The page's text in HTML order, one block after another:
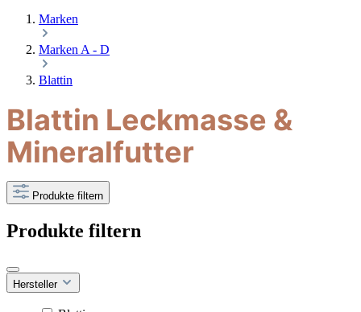
Marken
Marken A - D
Blattin
Blattin Leckmasse &
Mineralfutter
Produkte filtern
Produkte filtern
Hersteller